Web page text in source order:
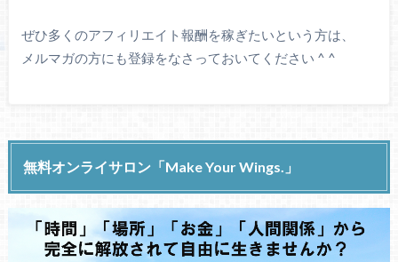
ぜひ多くのアフィリエイト報酬を稼ぎたいという方は、
メルマガの方にも登録をなさっておいてください ^ ^
無料オンライサロン「Make Your Wings.」